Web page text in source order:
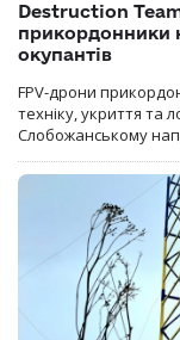
Destruction
прикордонники
окупантів
FPV-дрони
техніку, укриття та
Слобожанському